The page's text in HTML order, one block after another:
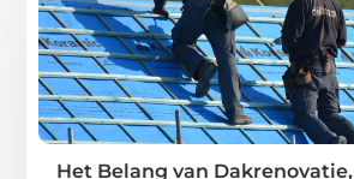
Het Belang van Dakrenovatie,